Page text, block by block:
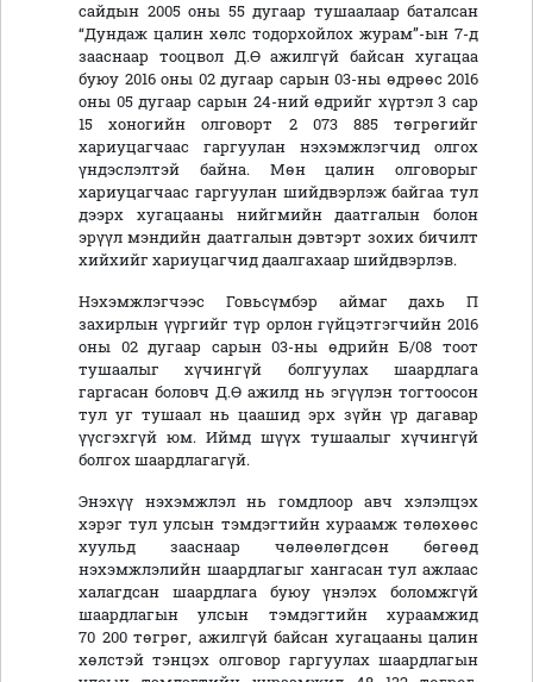
сайдын 2005 оны 55 дугаар тушаалаар баталсан
“Дундаж цалин хөлс тодорхойлох журам”-ын 7-д
зааснаар тооцвол Д.Ө ажилгүй байсан хугацаа
буюу 2016 оны 02 дугаар сарын 03-ны өдрөөс 2016
оны 05 дугаар сарын 24-ний өдрийг хүртэл 3 сар
15 хоногийн олговорт 2 073 885 төгрөгийг
хариуцагчаас гаргуулан нэхэмжлэгчид олгох
үндэслэлтэй байна. Мөн цалин олговорыг
хариуцагчаас гаргуулан шийдвэрлэж байгаа тул
дээрх хугацааны нийгмийн даатгалын болон
эрүүл мэндийн даатгалын дэвтэрт зохих бичилт
хийхийг хариуцагчид даалгахаар шийдвэрлэв.
Нэхэмжлэгчээс Говьсүмбэр аймаг дахь П
захирлын үүргийг түр орлон гүйцэтгэгчийн 2016
оны 02 дугаар сарын 03-ны өдрийн Б/08 тоот
тушаалыг хүчингүй болгуулах шаардлага
гаргасан боловч Д.Ө ажилд нь эгүүлэн тогтоосон
тул уг тушаал нь цаашид эрх зүйн үр дагавар
үүсгэхгүй юм. Иймд шүүх тушаалыг хүчингүй
болгох шаардлагагүй.
Энэхүү нэхэмжлэл нь гомдлоор авч хэлэлцэх
хэрэг тул улсын тэмдэгтийн хураамж төлөхөөс
хуульд зааснаар чөлөөлөгдсөн бөгөөд
нэхэмжлэлийн шаардлагыг хангасан тул ажлаас
халагдсан шаардлага буюу үнэлэх боломжгүй
шаардлагын улсын тэмдэгтийн хураамжид
70 200 төгрөг, ажилгүй байсан хугацааны цалин
хөлстэй тэнцэх олговор гаргуулах шаардлагын